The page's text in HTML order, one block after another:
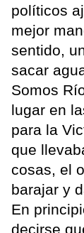
políticos
mejor
sentido,
sacar
Somos
lugar en
para la
que
cosas, el
barajar y
En
decirse